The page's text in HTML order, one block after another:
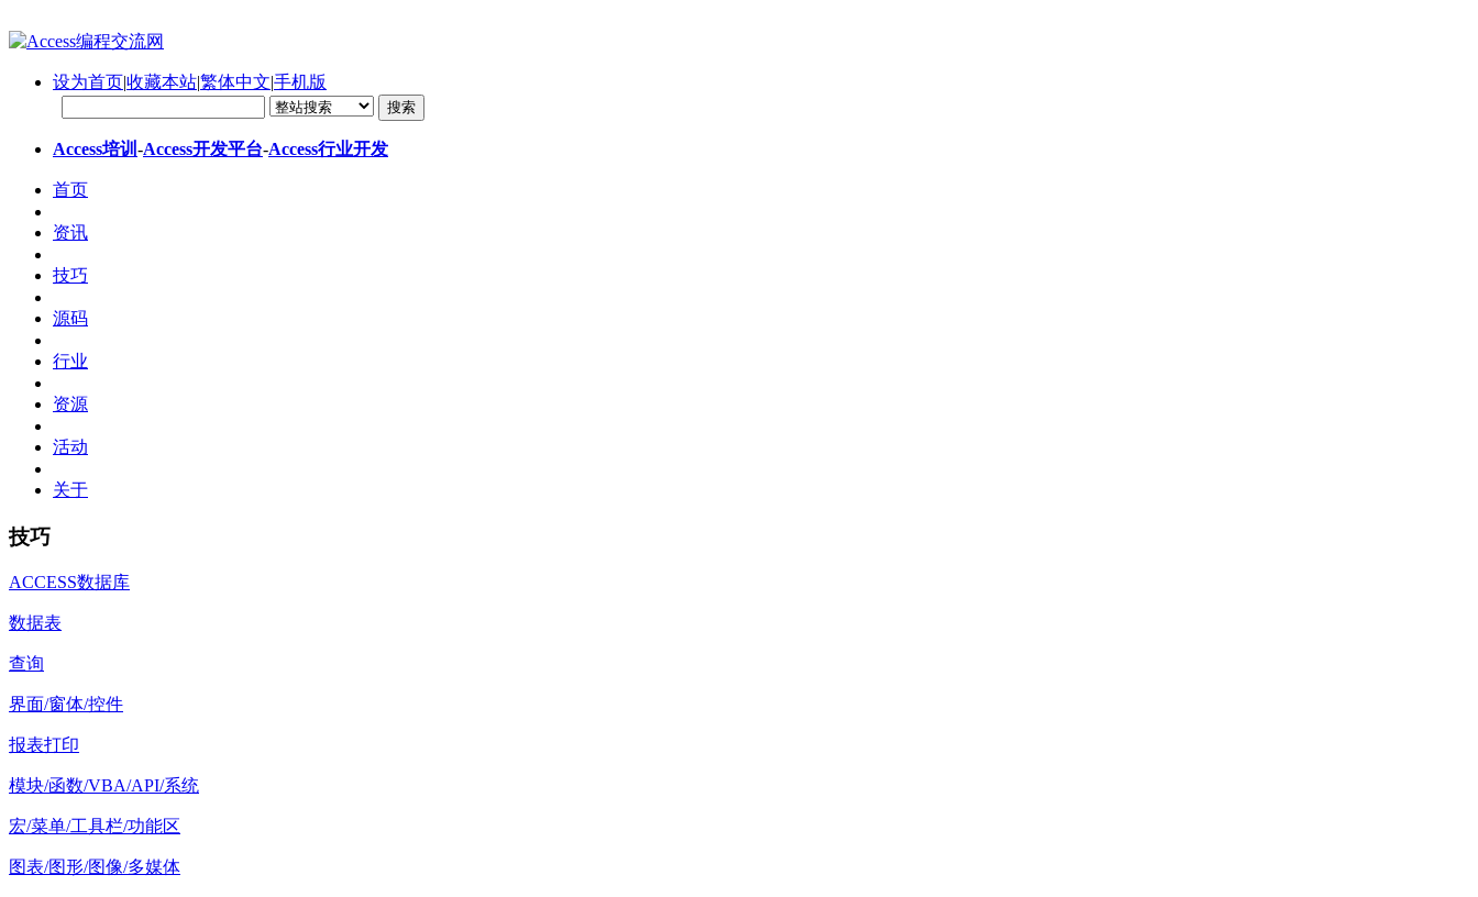
设为首页|收藏本站|繁体中文|手机版
Access培训 -Access开发平台-Access行业开发
首页
资讯
技巧
源码
行业
资源
活动
关于
技巧
ACCESS数据库
数据表
查询
界面/窗体/控件
报表打印
模块/函数/VBA/API/系统
宏/菜单/工具栏/功能区
图表/图形/图像/多媒体